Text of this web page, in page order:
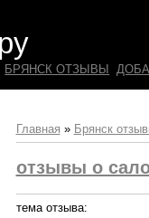
БРЯНСК ОТЗЫВЫ
Главная » Брянск
отзывы о
тема отзыва: